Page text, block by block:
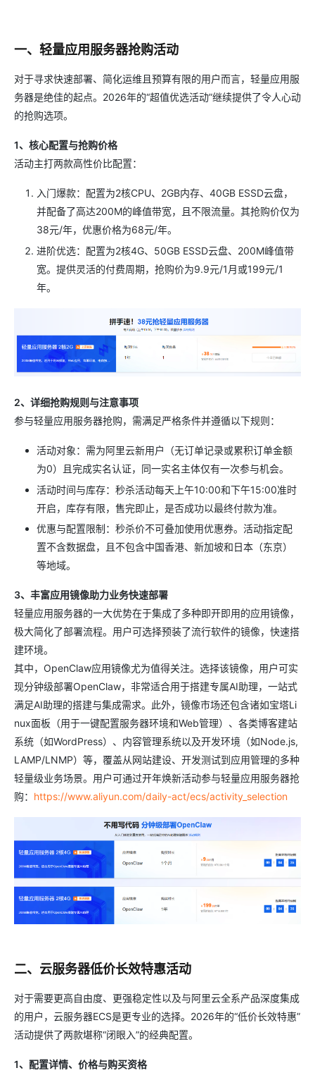
一、轻量应用服务器抢购活动
对于寻求快速部署、简化运维且预算有限的用户而言，轻量应用服
务器是绝佳的起点。2026年的“超值优选活动”继续提供了令人心动
的抢购选项。
1、核心配置与抢购价格
活动主打两款高性价比配置：
入门爆款：配置为2核CPU、2GB内存、40GB ESSD云盘，
并配备了高达200M的峰值带宽，且不限流量。其抢购价仅为
38元/年，优惠价格为68元/年。
进阶优选：配置为2核4G、50GB ESSD云盘、200M峰值带
宽。提供灵活的付费周期，抢购价为9.9元/1月或199元/1
年。
2、详细抢购规则与注意事项
参与轻量应用服务器抢购，需满足严格条件并遵循以下规则：
活动对象：需为阿里云新用户（无订单记录或累积订单金额
为0）且完成实名认证，同一实名主体仅有一次参与机会。
活动时间与库存：秒杀活动每天上午10:00和下午15:00准时
开启，库存有限，售完即止，是否成功以最终付款为准。
优惠与配置限制：秒杀价不可叠加使用优惠券。活动指定配
置不含数据盘，且不包含中国香港、新加坡和日本（东京）
等地域。
3、丰富应用镜像助力业务快速部署
轻量应用服务器的一大优势在于集成了多种即开即用的应用镜像，
极大简化了部署流程。用户可选择预装了流行软件的镜像，快速搭
建环境。
其中，OpenClaw应用镜像尤为值得关注。选择该镜像，用户可实
现分钟级部署OpenClaw，非常适合用于搭建专属AI助理，一站式
满足AI助理的搭建与集成需求。此外，镜像市场还包含诸如宝塔Li
nux面板（用于一键配置服务器环境和Web管理）、各类博客建站
系统（如WordPress）、内容管理系统以及开发环境（如Node.js,
LAMP/LNMP）等，覆盖从网站建设、开发测试到应用管理的多种
轻量级业务场景。用户可通过开年焕新活动参与轻量应用服务器抢
购： https://www.aliyun.com/daily-act/ecs/activity_selection
二、云服务器低价长效特惠活动
对于需要更高自由度、更强稳定性以及与阿里云全系产品深度集成
的用户，云服务器ECS是更专业的选择。2026年的“低价长效特惠”
活动提供了两款堪称“闭眼入”的经典配置。
1、配置详情、价格与购买资格